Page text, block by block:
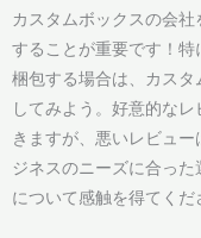
カスタムボックスの会
することが重要です！
梱包する場合は、カス
してみよう。好意的な
きますが、悪いレビュ
ジネスのニーズに合っ
について感触を得てくだ